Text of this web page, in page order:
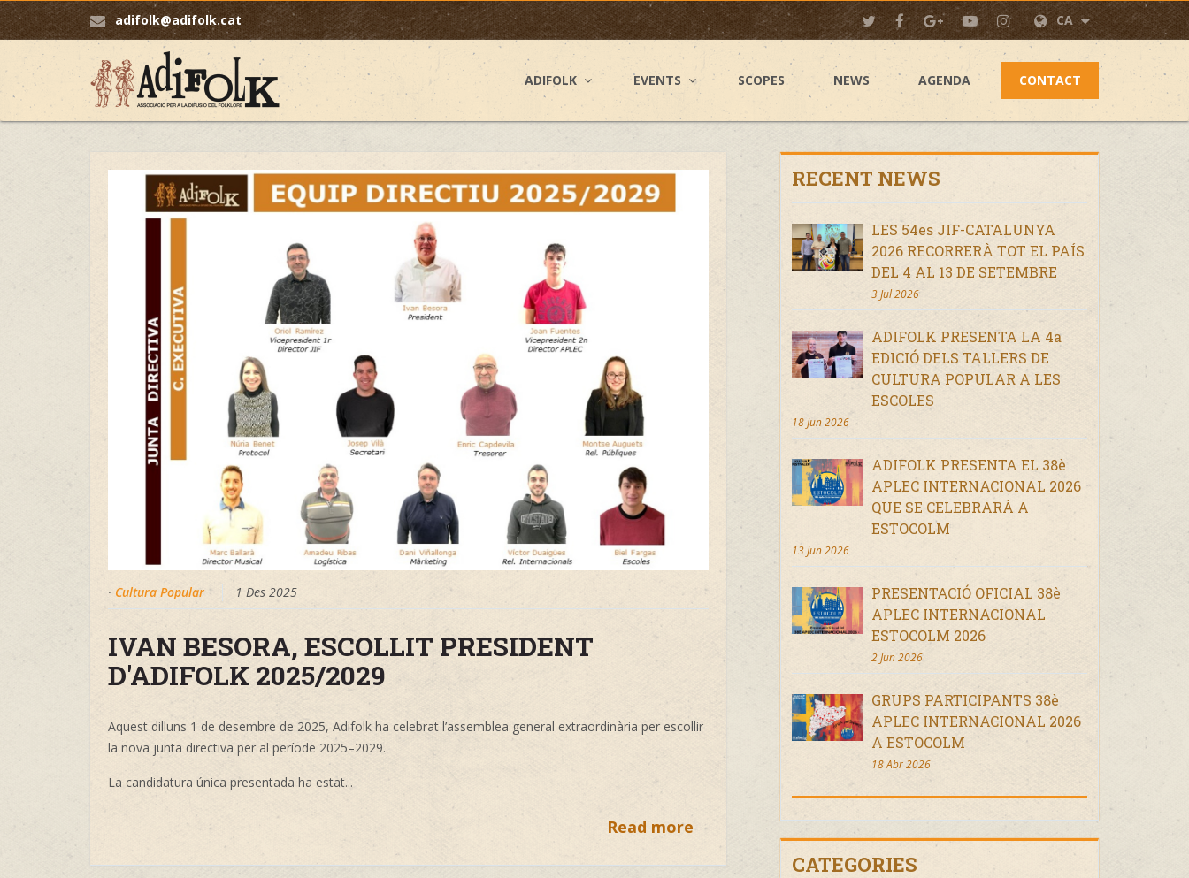
adifolk@adifolk.cat CA
ADIFOLK EVENTS SCOPES NEWS AGENDA CONTACT
· Cultura Popular 1 Des 2025
IVAN BESORA, ESCOLLIT PRESIDENT
D'ADIFOLK 2025/2029
Aquest dilluns 1 de desembre de 2025, Adifolk ha celebrat l’assemblea general extraordinària per escollir
la nova junta directiva per al període 2025–2029.
La candidatura única presentada ha estat...
Read more
RECENT NEWS
LES 54es JIF-CATALUNYA
2026 RECORRERÀ TOT EL PAÍS
DEL 4 AL 13 DE SETEMBRE
3 Jul 2026
ADIFOLK PRESENTA LA 4a
EDICIÓ DELS TALLERS DE
CULTURA POPULAR A LES
ESCOLES
18 Jun 2026
ADIFOLK PRESENTA EL 38è
APLEC INTERNACIONAL 2026
QUE SE CELEBRARÀ A
ESTOCOLM
13 Jun 2026
PRESENTACIÓ OFICIAL 38è
APLEC INTERNACIONAL
ESTOCOLM 2026
2 Jun 2026
GRUPS PARTICIPANTS 38è
APLEC INTERNACIONAL 2026
A ESTOCOLM
18 Abr 2026
CATEGORIES